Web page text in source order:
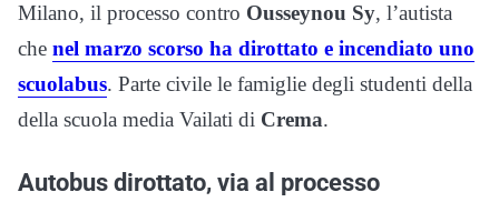
Milano, il processo contro Ousseynou Sy, l’autista
che nel marzo scorso ha dirottato e incendiato uno
scuolabus. Parte civile le famiglie degli studenti della
della scuola media Vailati di Crema.
Autobus dirottato, via al processo